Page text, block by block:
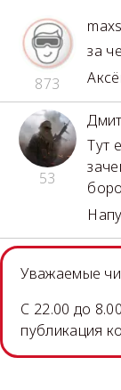
873
maxs
за
53
Тут
Уважаемые
C 22.00 до
публикация